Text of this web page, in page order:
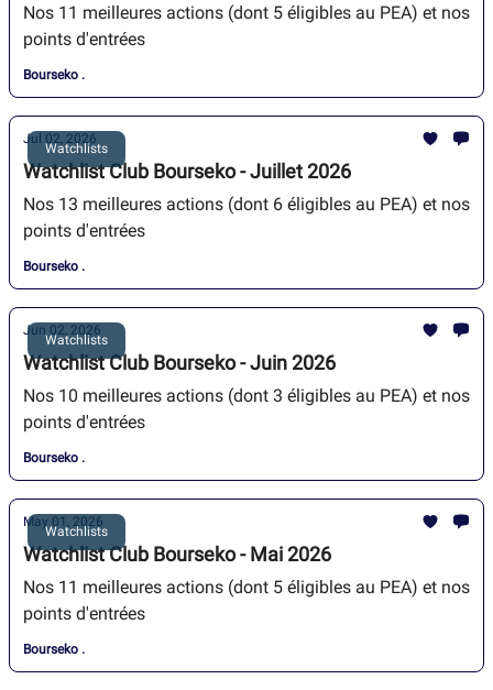
Nos 11 meilleures actions (dont 5 éligibles au PEA) et nos
points d'entrées
Bourseko .
Watchlists
Jul 02, 2026
Watchlist Club Bourseko - Juillet 2026
Nos 13 meilleures actions (dont 6 éligibles au PEA) et nos
points d'entrées
Bourseko .
Watchlists
Jun 02, 2026
Watchlist Club Bourseko - Juin 2026
Nos 10 meilleures actions (dont 3 éligibles au PEA) et nos
points d'entrées
Bourseko .
Watchlists
May 01, 2026
Watchlist Club Bourseko - Mai 2026
Nos 11 meilleures actions (dont 5 éligibles au PEA) et nos
points d'entrées
Bourseko .